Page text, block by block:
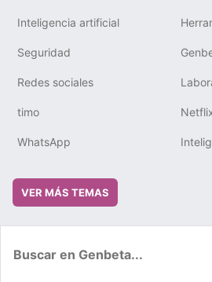
Inteligencia artificial
Seguridad
Redes sociales
timo
WhatsApp
VER MÁS TEMAS